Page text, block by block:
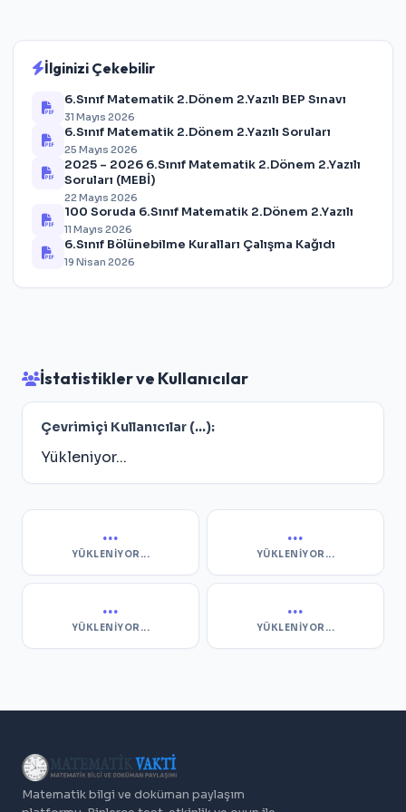
İlginizi Çekebilir
6.Sınıf Matematik 2.Dönem 2.Yazılı BEP Sınavı
31 Mayıs 2026
6.Sınıf Matematik 2.Dönem 2.Yazılı Soruları
25 Mayıs 2026
2025 – 2026 6.Sınıf Matematik 2.Dönem 2.Yazılı
Soruları (MEBİ)
22 Mayıs 2026
100 Soruda 6.Sınıf Matematik 2.Dönem 2.Yazılı
11 Mayıs 2026
6.Sınıf Bölünebilme Kuralları Çalışma Kağıdı
19 Nisan 2026
İstatistikler ve Kullanıcılar
Çevrimiçi Kullanıcılar (...):
Yükleniyor...
...
YÜKLENIYOR...
...
YÜKLENIYOR...
...
YÜKLENIYOR...
...
YÜKLENIYOR...
Matematik bilgi ve doküman paylaşım